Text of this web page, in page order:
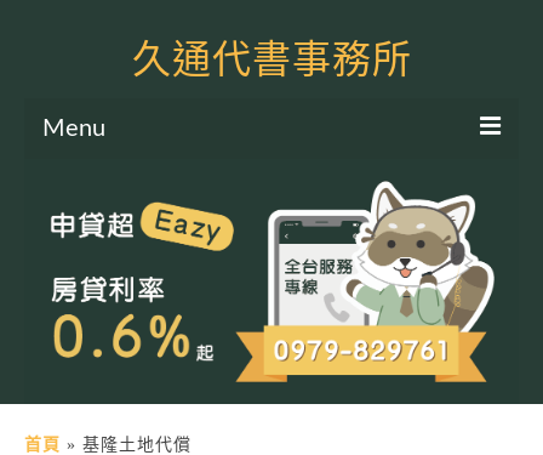
久通代書事務所
Menu
土地二胎申貸
房屋二胎申貸
軍公教貸款
土地貸款
首頁 » 基隆土地代償